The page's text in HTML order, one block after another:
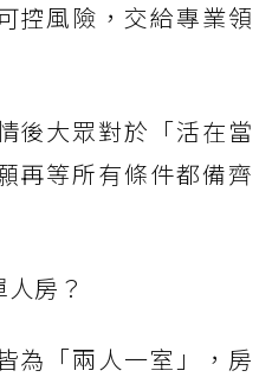
控風險，交給專業領
後大眾對於「活在當
再等所有條件都備齊
房？
為「兩人一室」，房